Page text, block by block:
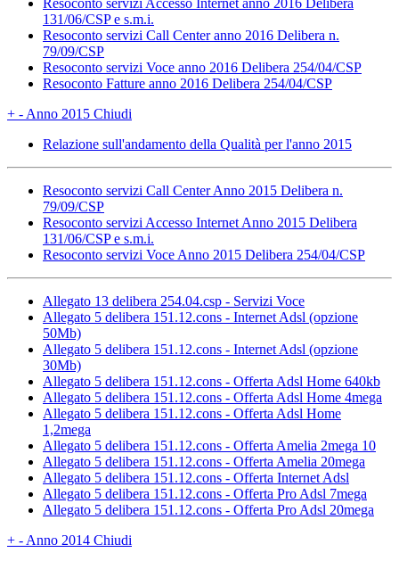
131/06/CSP e s.m.i.
Resoconto servizi Call Center anno 2016 Delibera n.
79/09/CSP
Resoconto servizi Voce anno 2016 Delibera 254/04/CSP
Resoconto Fatture anno 2016 Delibera 254/04/CSP
+ - Anno 2015 Chiudi
Relazione sull'andamento della Qualità per l'anno 2015
Resoconto servizi Call Center Anno 2015 Delibera n.
79/09/CSP
Resoconto servizi Accesso Internet Anno 2015 Delibera
131/06/CSP e s.m.i.
Resoconto servizi Voce Anno 2015 Delibera 254/04/CSP
Allegato 13 delibera 254.04.csp - Servizi Voce
Allegato 5 delibera 151.12.cons - Internet Adsl (opzione
50Mb)
Allegato 5 delibera 151.12.cons - Internet Adsl (opzione
30Mb)
Allegato 5 delibera 151.12.cons - Offerta Adsl Home 640kb
Allegato 5 delibera 151.12.cons - Offerta Adsl Home 4mega
Allegato 5 delibera 151.12.cons - Offerta Adsl Home
1,2mega
Allegato 5 delibera 151.12.cons - Offerta Amelia 2mega 10
Allegato 5 delibera 151.12.cons - Offerta Amelia 20mega
Allegato 5 delibera 151.12.cons - Offerta Internet Adsl
Allegato 5 delibera 151.12.cons - Offerta Pro Adsl 7mega
Allegato 5 delibera 151.12.cons - Offerta Pro Adsl 20mega
+ - Anno 2014 Chiudi